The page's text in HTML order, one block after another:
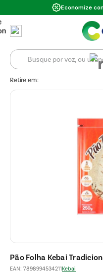
Economize
Retire em:
Pão Folha Kebai
EAN: 7898994534211Kebai